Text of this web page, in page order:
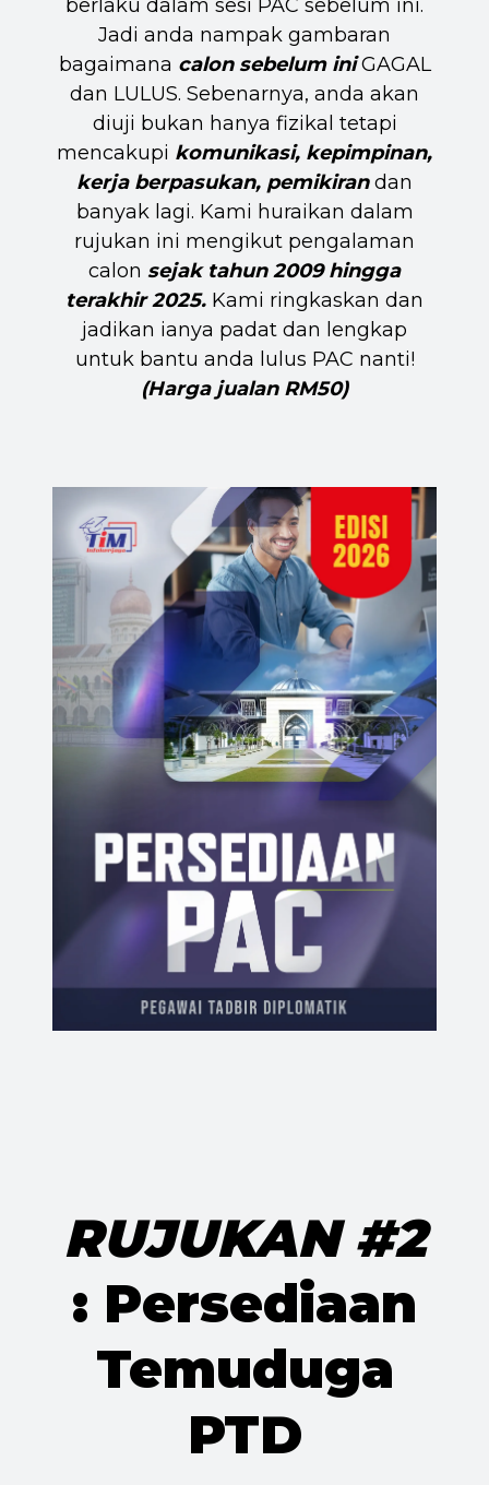
berlaku dalam sesi PAC sebelum ini.
Jadi anda nampak gambaran
bagaimana calon sebelum iniGAGAL
dan LULUS. Sebenarnya, anda akan
diuji bukan hanya fizikal tetapi
mencakupi komunikasi, kepimpinan,
kerja berpasukan, pemikirandan
banyak lagi. Kami huraikan dalam
rujukan ini mengikut pengalaman
calon sejak tahun 2009 hingga
terakhir 2025. Kami ringkaskan dan
jadikan ianya padat dan lengkap
untuk bantu anda lulus PAC nanti!
(Harga jualan RM50)
RUJUKAN #2
: Persediaan
Temuduga
PTD